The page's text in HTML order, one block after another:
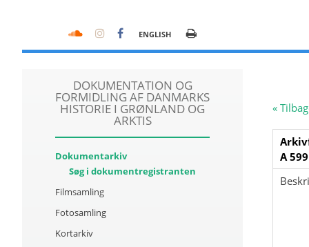
ENGLISH
DOKUMENTATION OG
FORMIDLING AF DANMARKS
HISTORIE I GRØNLAND OG
ARKTIS
Dokumentarkiv
Søg i dokumentregistranten
Filmsamling
Fotosamling
Kortarkiv
«
A 599